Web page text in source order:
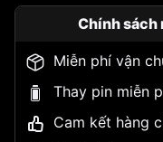
Chính sách
Miễn phí vận
Thay pin miễn
Cam kết hàng